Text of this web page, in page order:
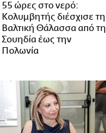
55 ώρες στο νερό:
Κολυμβητής διέσχισε τη
Βαλτική Θάλασσα από τη
Σουηδία έως την
Πολωνία